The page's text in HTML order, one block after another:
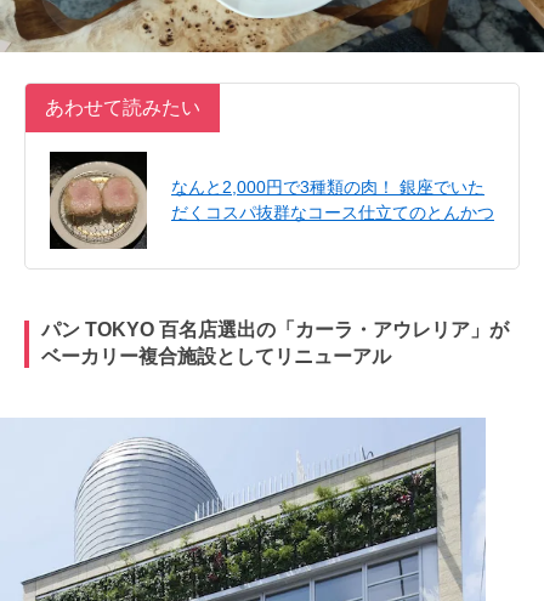
あわせて読みたい
なんと2,000円で3種類の肉！ 銀座でいた
だくコスパ抜群なコース仕立てのとんかつ
パン TOKYO 百名店選出の「カーラ・アウレリア」が
ベーカリー複合施設としてリニューアル